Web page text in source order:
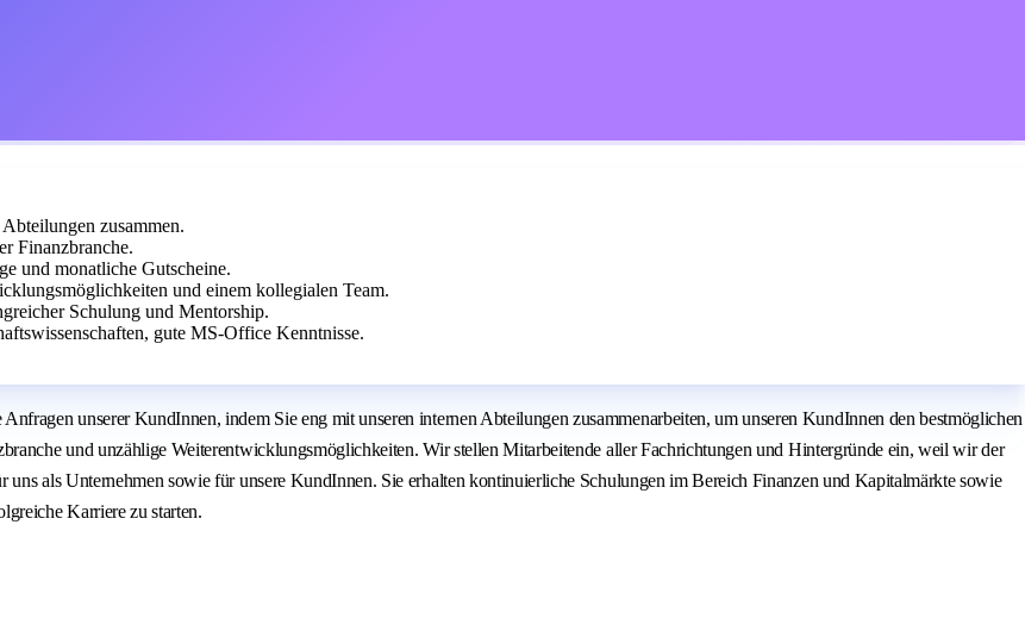
zusammen.
Finanzbranche.
und monatliche Gutscheine.
und einem kollegialen Team.
Schulung und Mentorship.
gute MS-Office Kenntnisse.
unserer KundInnen, indem Sie eng mit unseren internen Abteilungen zusammenarbeiten, um unseren KundInnen den bestmöglichen
und unzählige Weiterentwicklungsmöglichkeiten. Wir stellen Mitarbeitende aller Fachrichtungen und Hintergründe ein, weil wir der
als Unternehmen sowie für unsere KundInnen. Sie erhalten kontinuierliche Schulungen im Bereich Finanzen und Kapitalmärkte sowie
Karriere zu starten.